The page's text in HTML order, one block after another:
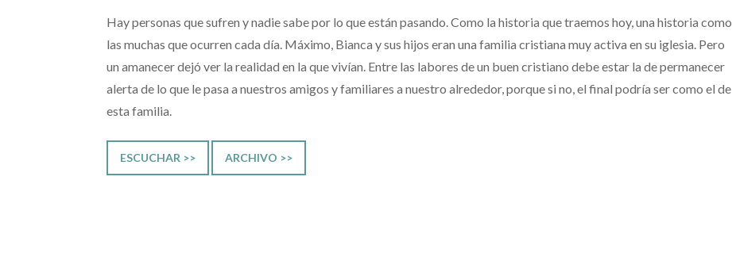
Hay personas que sufren y nadie sabe por lo que están pasando. Como la historia que traemos hoy, una historia como
las muchas que ocurren cada día. Máximo, Bianca y sus hijos eran una familia cristiana muy activa en su iglesia. Pero
un amanecer dejó ver la realidad en la que vivían. Entre las labores de un buen cristiano debe estar la de permanecer
alerta de lo que le pasa a nuestros amigos y familiares a nuestro alrededor, porque si no, el final podría ser como el de
esta familia.
ESCUCHAR >> ARCHIVO >>